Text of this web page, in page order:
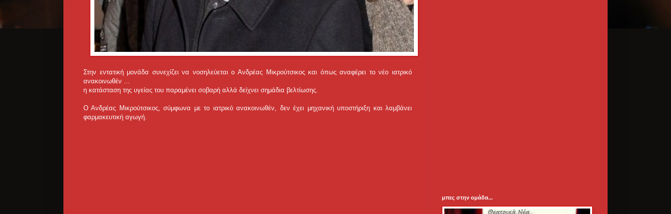
Στην εντατική μονάδα συνεχίζει να νοσηλεύεται ο Ανδρέας Μικρούτσικος και όπως αναφέρει το νέο ιατρικό
ανακοινωθέν ...
η κατάσταση της υγείας του παραμένει σοβαρή αλλά δείχνει σημάδια βελτίωσης.
Ο Ανδρέας Μικρούτσικος, σύμφωνα με το ιατρικό ανακοινωθέν, δεν έχει μηχανική υποστήριξη και λαμβάνει
φαρμακευτική αγωγή.
μπες στην ομάδα...